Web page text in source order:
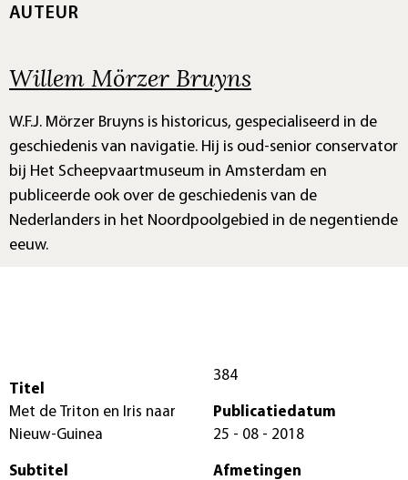
AUTEUR
Willem Mörzer Bruyns
W.F.J. Mörzer Bruyns is historicus, gespecialiseerd in de
geschiedenis van navigatie. Hij is oud-senior conservator
bij Het Scheepvaartmuseum in Amsterdam en
publiceerde ook over de geschiedenis van de
Nederlanders in het Noordpoolgebied in de negentiende
eeuw.
Titel
Met de Triton en Iris naar
Nieuw-Guinea
Subtitel
384
Publicatiedatum
25 - 08 - 2018
Afmetingen